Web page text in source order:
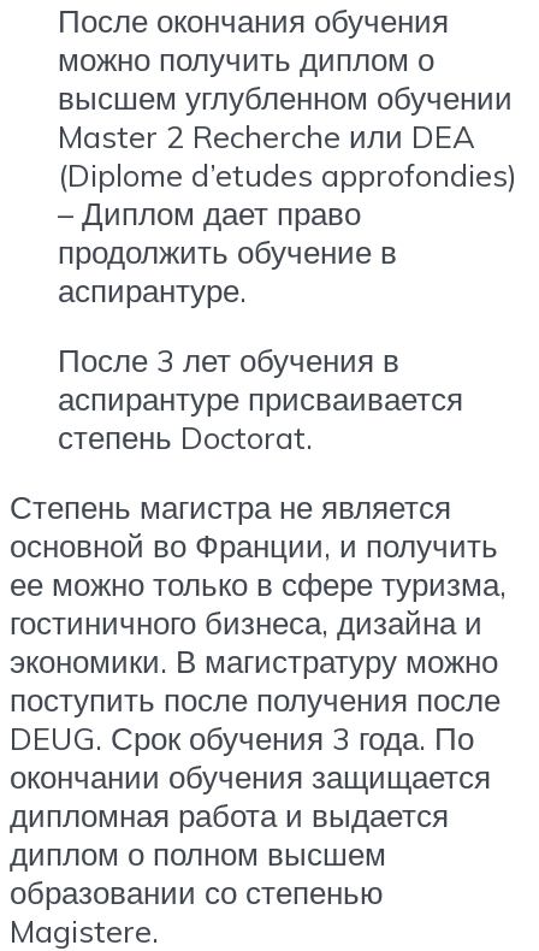
После окончания обучения
можно получить диплом о
высшем углубленном обучении
Master 2 Recherche или DEA
(Diplome d’etudes approfondies)
– Диплом дает право
продолжить обучение в
аспирантуре.
После 3 лет обучения в
аспирантуре присваивается
степень Doctorat.
Степень магистра не является
основной во Франции, и получить
ее можно только в сфере туризма,
гостиничного бизнеса, дизайна и
экономики. В магистратуру можно
поступить после получения после
DEUG. Срок обучения 3 года. По
окончании обучения защищается
дипломная работа и выдается
диплом о полном высшем
образовании со степенью
Magistere.